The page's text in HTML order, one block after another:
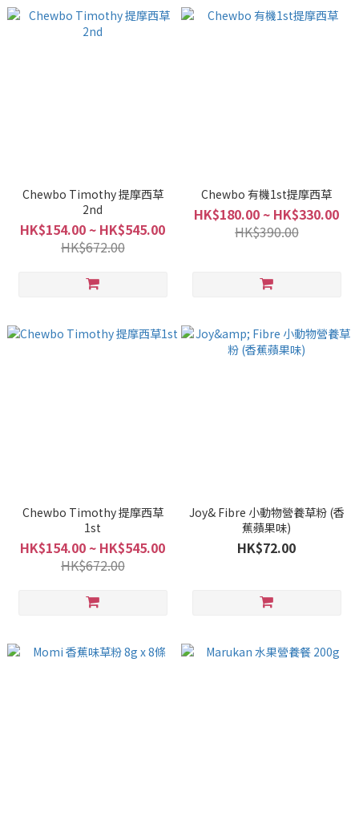
Chewbo Timothy 提摩西草
2nd
HK$154.00 ~ HK$545.00
HK$672.00
Chewbo 有機1st提摩西草
HK$180.00 ~ HK$330.00
HK$390.00
Chewbo Timothy 提摩西草
1st
HK$154.00 ~ HK$545.00
HK$672.00
Joy& Fibre 小動物營養草粉 (香
蕉蘋果味)
HK$72.00